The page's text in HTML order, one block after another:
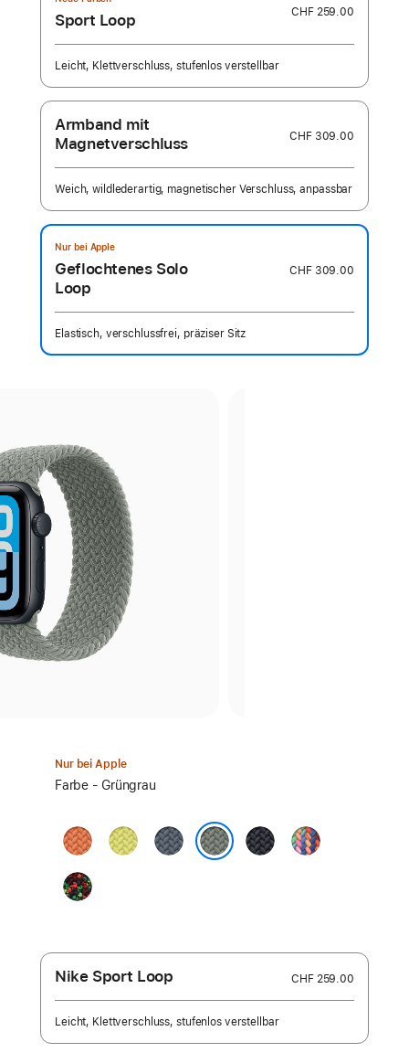
Sport Loop CHF 259.00
Leicht, Klettverschluss, stufenlos verstellbar
Armband mit
Magnetverschluss
CHF 309.00
Weich, wildlederartig, magnetischer Verschluss, anpassbar
Nur bei Apple
Geflochtenes Solo
Loop
CHF 309.00
Elastisch, verschlussfrei, präziser Sitz
Nur bei Apple
Farbe
Farbe - Grüngrau
KurkumaNeongelbMaritimblau MitternachtPride Edition
Black
Unity
Connection
Nike Sport Loop CHF 259.00
Leicht, Klettverschluss, stufenlos verstellbar